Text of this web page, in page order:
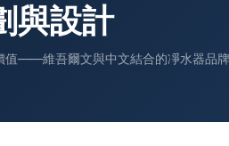
與設計
值——維吾爾文與中文結合的凈水器品